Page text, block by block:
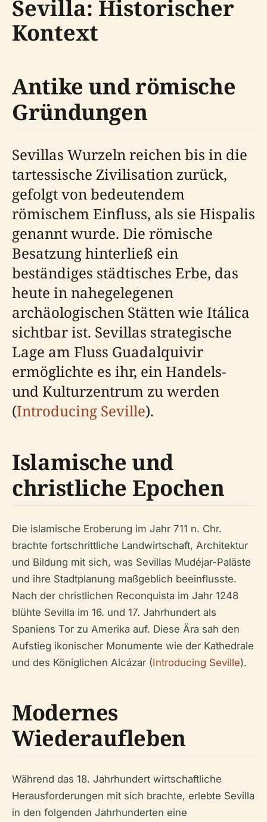
Sevilla: Historischer
Kontext
Antike und römische
Gründungen
Sevillas Wurzeln reichen bis in die
tartessische Zivilisation zurück,
gefolgt von bedeutendem
römischem Einfluss, als sie Hispalis
genannt wurde. Die römische
Besatzung hinterließ ein
beständiges städtisches Erbe, das
heute in nahegelegenen
archäologischen Stätten wie Itálica
sichtbar ist. Sevillas strategische
Lage am Fluss Guadalquivir
ermöglichte es ihr, ein Handels-
und Kulturzentrum zu werden
(Introducing Seville).
Islamische und
christliche Epochen
Die islamische Eroberung im Jahr 711 n. Chr.
brachte fortschrittliche Landwirtschaft, Architektur
und Bildung mit sich, was Sevillas Mudéjar-Paläste
und ihre Stadtplanung maßgeblich beeinflusste.
Nach der christlichen Reconquista im Jahr 1248
blühte Sevilla im 16. und 17. Jahrhundert als
Spaniens Tor zu Amerika auf. Diese Ära sah den
Aufstieg ikonischer Monumente wie der Kathedrale
und des Königlichen Alcázar (Introducing Seville).
Modernes
Wiederaufleben
Während das 18. Jahrhundert wirtschaftliche
Herausforderungen mit sich brachte, erlebte Sevilla
in den folgenden Jahrhunderten eine